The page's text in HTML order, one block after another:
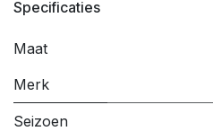
Specificaties
Maat
Merk
Seizoen